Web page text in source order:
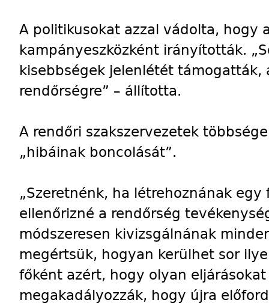
A politikusokat azzal vádolta, hogy
kampányeszközként irányították.
kisebbségek jelenlétét támogatták,
rendőrségre” – állította.
A rendőri szakszervezetek
„hibáinak boncolását”.
„Szeretnénk, ha létrehoznának
ellenőrizné a rendőrség
módszeresen kivizsgálnának
megértsük, hogyan kerülhet sor
főként azért, hogy olyan
megakadályozzák, hogy újra